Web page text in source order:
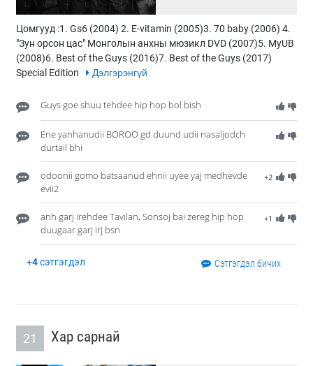
Цомгууд :1. Gs6 (2004) 2. E-vitamin (2005)3. 70 baby (2006) 4.
"Зун орсон цас" Монголын анхны мюзикл DVD (2007)5. MyUB
(2008)6. Best of the Guys (2016)7. Best of the Guys (2017)
Special Edition
Дэлгэрэнгүй
Guys goe shuu tehdee hip hop bol bish
Ene yanhanudii BOROO gd duund udii nasaljodch
durtail bhi
+2
odoonii gomo batsaanud ehnii uyee yaj medhevde
evii2
+1
anh garj irehdee Tavilan, Sonsoj bai zereg hip hop
duugaar garj irj bsn
+4сэтгэгдэл Сэтгэгдэл бичих
21 Хар сарнай